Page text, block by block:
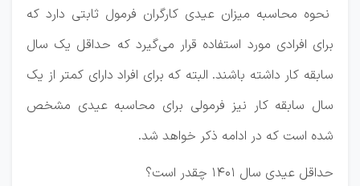
نحوه محاسبه میزان عیدی کارگران فرمول ثابتی دارد که
برای افرادی مورد استفاده قرار می‌گیرد که حداقل یک سال
سابقه کار داشته باشند. البته که برای افراد دارای کمتر از یک
سال سابقه کار نیز فرمولی برای محاسبه عیدی مشخص
شده است که در ادامه ذکر خواهد شد.
حداقل عیدی سال ۱۴۰۱ چقدر است؟